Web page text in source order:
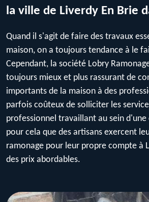
la ville de Liverdy En Brie
Quand il s'agit de faire des travaux
maison, on a toujours tendance à le
Cependant, la société Lobry
toujours mieux et plus rassurant de
importants de la maison à des
parfois coûteux de solliciter les
professionnel travaillant au sein
pour cela que des artisans exercent
ramonage pour leur propre compte à
des prix abordables.